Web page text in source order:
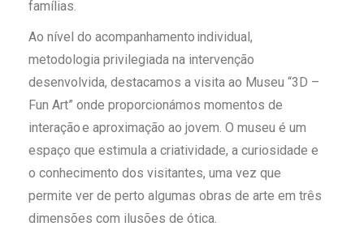
famílias.
Ao nível do acompanhamento individual,
metodologia privilegiada na intervenção
desenvolvida, destacamos a visita ao Museu “3D –
Fun Art” onde proporcionámos momentos de
interação e aproximação ao jovem. O museu é um
espaço que estimula a criatividade, a curiosidade e
o conhecimento dos visitantes, uma vez que
permite ver de perto algumas obras de arte em três
dimensões com ilusões de ótica.